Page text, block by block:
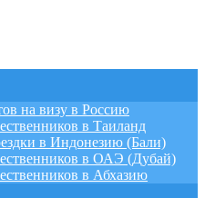
на визу в Россию
в Таиланд
в Индонезию (Бали)
в ОАЭ (Дубай)
в Абхазию